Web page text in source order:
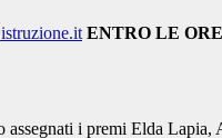
ENTRO LE
i premi Elda